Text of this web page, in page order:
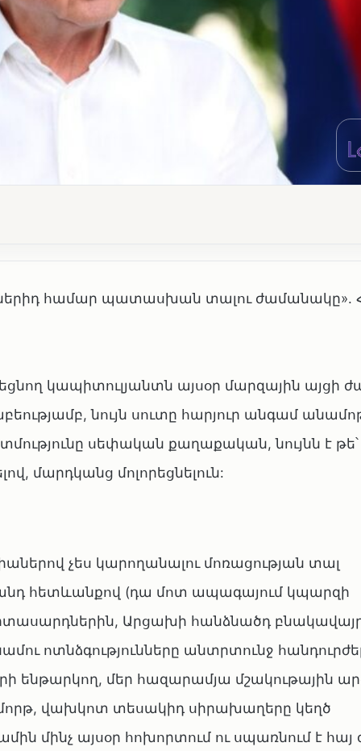
համար պատասխան տալու ժամանակը».
կապիտուլյանտն այսօր մարզային այցի
նույն սուտը հարյուր անգամ
սեփական քաղաքական, նույնն է թե՝
մարդկանց մոլորեցնելուն:
չես կարողանալու մոռացության տալ
հետևանքով (դա մոտ ապագայում կպարզի
Արցախի հանձնածդ
ոտնձգությունները անտրտունջ
ենթարկող, մեր հազարամյա մշակութային
վախկոտ տեսակիդ սիրախաղերը կեղծ
մինչ այսօր հոխորտում ու սպառնում է հայ